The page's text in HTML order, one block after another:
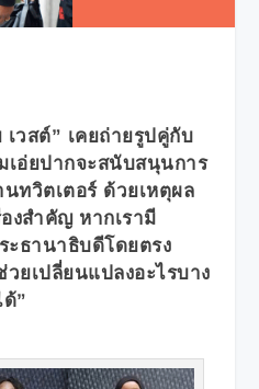
วสต์” เคยถ่ายรูปคู่กับ
เอ่ยปากจะสนับสนุนการ
ทวิตเตอร์ ด้วยเหตุผล
งสำคัญ หากเรามี
ธานาธิบดีโดยตรง
วยเปลี่ยนแปลงอะไรบาง
ด้”